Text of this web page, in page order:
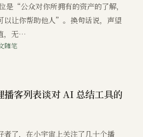
是“公众对你所拥有的资产的了解，
以让你帮助他人”。换句话说，声望
，无…
随笔
客列表谈对 AI 总结工具的
者了，在小宇宙上关注了几十个播